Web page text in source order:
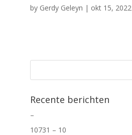
by Gerdy Geleyn | okt 15, 2022
Recente berichten
–
10731 – 10